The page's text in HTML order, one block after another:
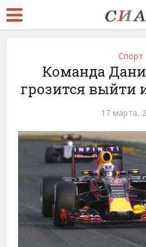
Спорт
Команда
грозится выйти
17 марта,